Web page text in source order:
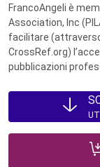
FrancoAngeli è
Association, Inc
facilitare
CrossRef.org)
pubblicazioni